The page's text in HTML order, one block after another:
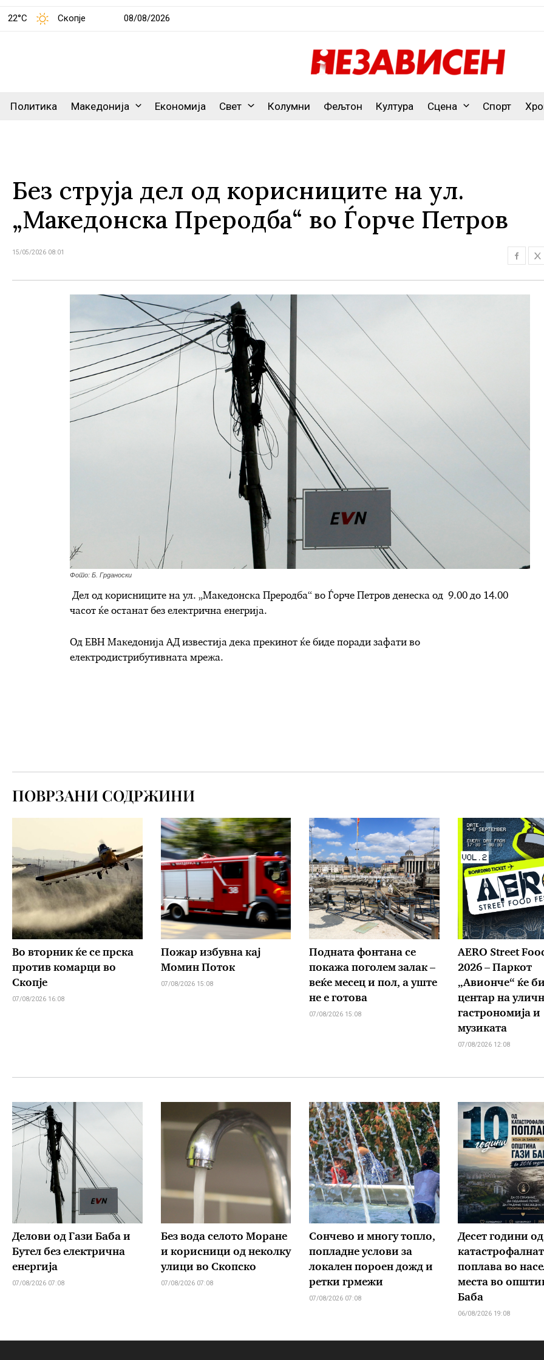
22°C Скопје 08/08/2026
Политика Македонија Економија Свет Колумни Фељтон Култура Сцена Спорт
Без струја дел од корисниците на ул.
„Македонска Преродба“ во Ѓорче Петров
15/05/2026 08:01
Фото: Б. Грданоски
Дел од корисниците на ул. „Македонска Преродба“ во Ѓорче Петров денеска од 9.00 до 14.00
часот ќе останат без електрична енегрија.
Од ЕВН Македонија АД известија дека прекинот ќе биде поради зафати во
електродистрибутивната мрежа.
ПОВРЗАНИ СОДРЖИНИ
Во вторник ќе се прска
против комарци во
Скопје
07/08/2026 16:08
Пожар избувна кај
Момин Поток
07/08/2026 15:08
Подната фонтана се
покажа поголем залак –
веќе месец и пол, а уште
не е готова
07/08/2026 15:08
AERO Street
2026 – Паркот
„Авионче“ ќе
центар на
гастрономија и
музиката
07/08/2026 12:08
Делови од Гази Баба и
Бутел без електрична
енергија
07/08/2026 07:08
Без вода селото Моране
и корисници од неколку
улици во Скопско
07/08/2026 07:08
Сончево и многу топло,
попладне услови за
локален пороен дожд и
ретки грмежи
07/08/2026 07:08
Десет години од
поплава во
места во
Баба
06/08/2026 19:08